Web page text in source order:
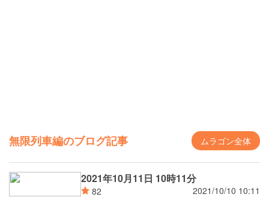
無限列車編のブログ記事 ムラゴン全体
2021年10月11日 10時11分
82 2021/10/10 10:11